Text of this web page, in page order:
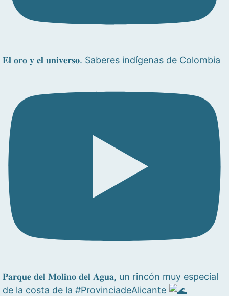
𝐄𝐥 𝐨𝐫𝐨 𝐲 𝐞𝐥 𝐮𝐧𝐢𝐯𝐞𝐫𝐬𝐨. Saberes indígenas de Colombia
𝐏𝐚𝐫𝐪𝐮𝐞 𝐝𝐞𝐥 𝐌𝐨𝐥𝐢𝐧𝐨 𝐝𝐞𝐥 𝐀𝐠𝐮𝐚, un rincón muy especial
de la costa de la #ProvinciadeAlicante